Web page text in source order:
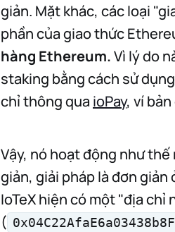
giản. Mặt khác, các loại
phần của giao thức
hàng Ethereum.Vì lý do
staking bằng cách sử
chỉ thông qua ioPay, ví
Vậy, nó hoạt động như
giản, giải pháp là đơn giản
IoTeX hiện có một "địa chỉ
(